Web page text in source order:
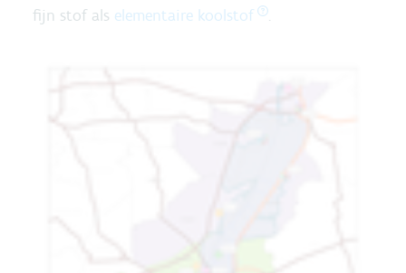
fijn stof als elementaire koolstof .